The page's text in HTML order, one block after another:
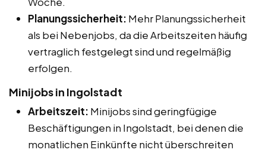
Planungssicherheit: Mehr Planungssicherheit
als bei Nebenjobs, da die Arbeitszeiten häufig
vertraglich festgelegt sind und regelmäßig
erfolgen.
Minijobs in Ingolstadt
Arbeitszeit: Minijobs sind geringfügige
Beschäftigungen in Ingolstadt, bei denen die
monatlichen Einkünfte nicht überschreiten